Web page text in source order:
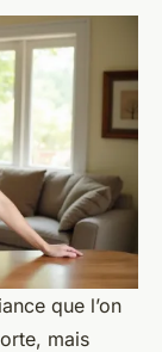
que l’on
mais